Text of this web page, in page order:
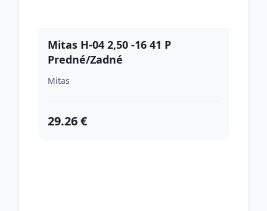
Mitas H-04 2,50 -16 41 P
Predné/Zadné
Mitas
29.26 €